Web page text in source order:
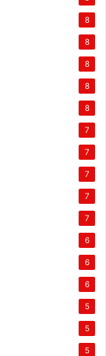
8
8
8
8
8
7
7
7
7
7
6
6
6
5
5
5